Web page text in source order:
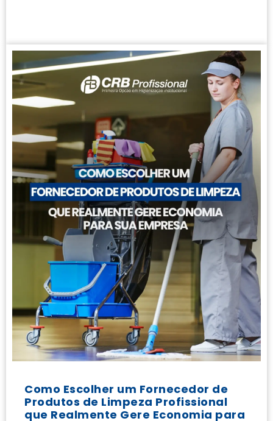
Como Escolher um Fornecedor de
Produtos de Limpeza Profissional
que Realmente Gere Economia para